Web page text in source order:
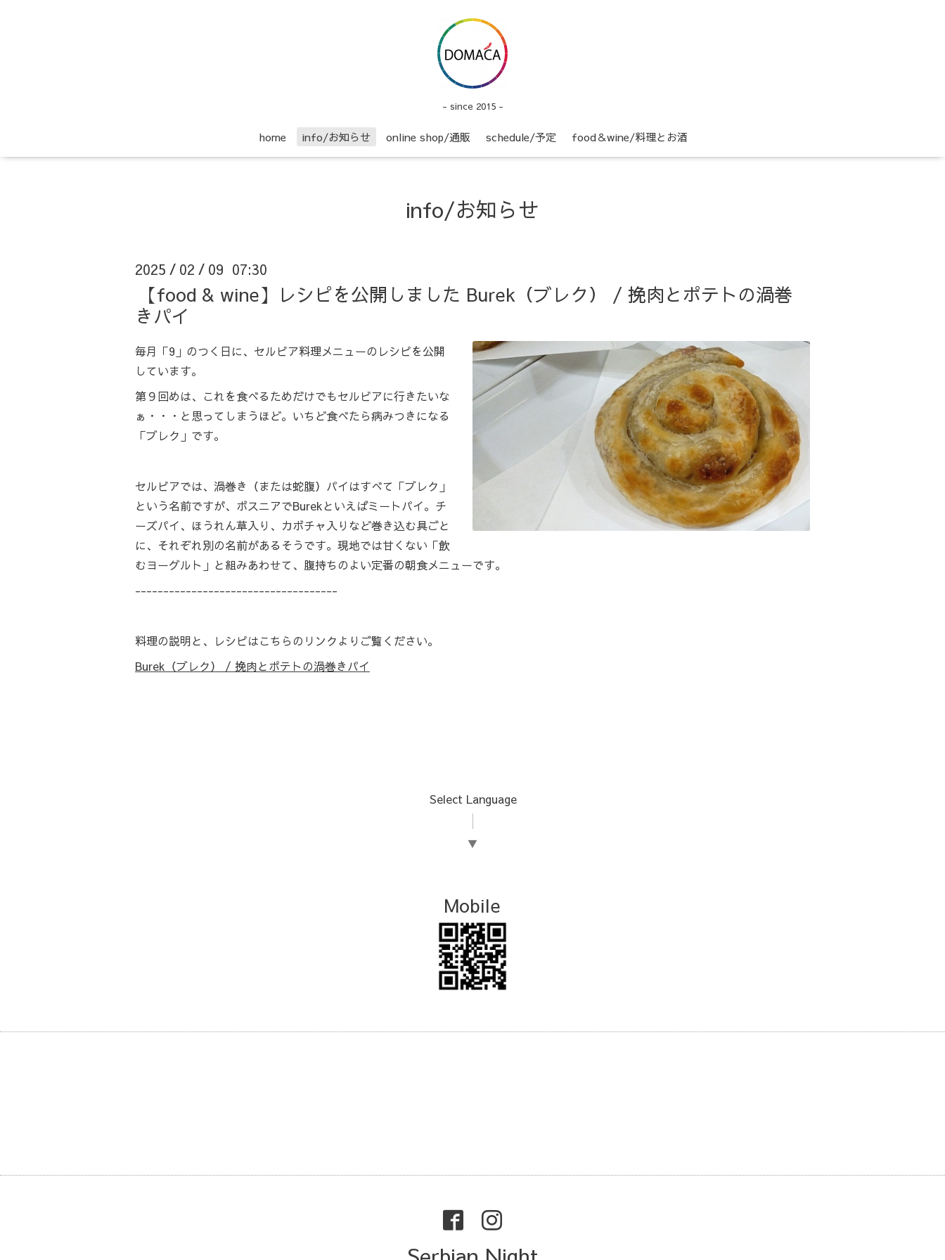
- since 2015 -
home info/お知らせ online shop/通販 schedule/予定 food＆wine/料理とお酒
info/お知らせ
2025 / 02 / 09 07:30
【food & wine】レシピを公開しました Burek（ブレク） / 挽肉とポテトの渦巻
きパイ
毎月「9」のつく日に、セルビア料理メニューのレシピを公開
しています。
第９回めは、これを食べるためだけでもセルビアに行きたいな
ぁ・・・と思ってしまうほど。いちど食べたら病みつきになる
「ブレク」です。
セルビアでは、渦巻き（または蛇腹）パイはすべて「ブレク」
という名前ですが、ボスニアでBurekといえばミートパイ。チ
ーズパイ、ほうれん草入り、カボチャ入りなど巻き込む具ごと
に、それぞれ別の名前があるそうです。現地では甘くない「飲
むヨーグルト」と組みあわせて、腹持ちのよい定番の朝食メニューです。
------------------------------------
料理の説明と、レシピはこちらのリンクよりご覧ください。
Burek（ブレク） / 挽肉とポテトの渦巻きパイ
Select Language
▼
Mobile